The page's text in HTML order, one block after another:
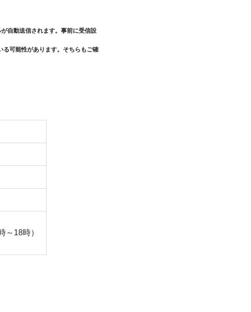
自動送信されます。事前に受信設
可能性があります。そちらもご確
～18時）